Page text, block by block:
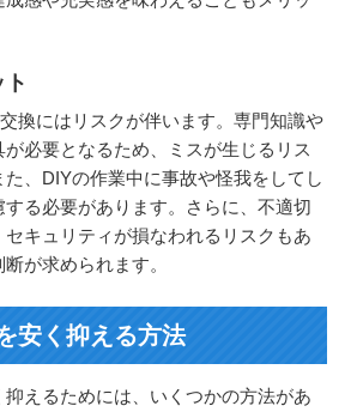
換にはリスクが伴います。専門知識や
必要となるため、ミスが生じるリス
た、DIYの作業中に事故や怪我をしてし
する必要があります。さらに、不適切
キュリティが損なわれるリスクもあ
が求められます。
安く抑える方法
えるためには、いくつかの方法があ